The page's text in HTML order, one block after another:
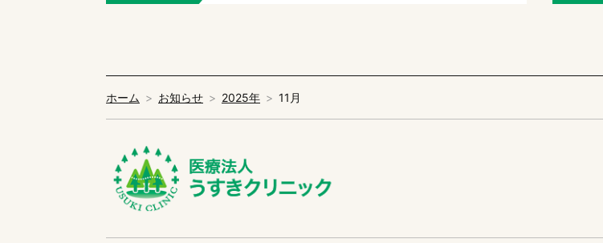
ホーム お知らせ 2025年 11月